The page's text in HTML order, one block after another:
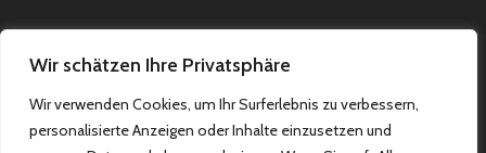
Wir schätzen Ihre Privatsphäre
Wir verwenden Cookies, um Ihr Surferlebnis zu verbessern,
personalisierte Anzeigen oder Inhalte einzusetzen und
KATEGORIEN
Dekoration
Koffer & Reisen